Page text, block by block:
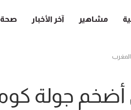
مشاهير آخر الأخبار صحة
أضخم جولة